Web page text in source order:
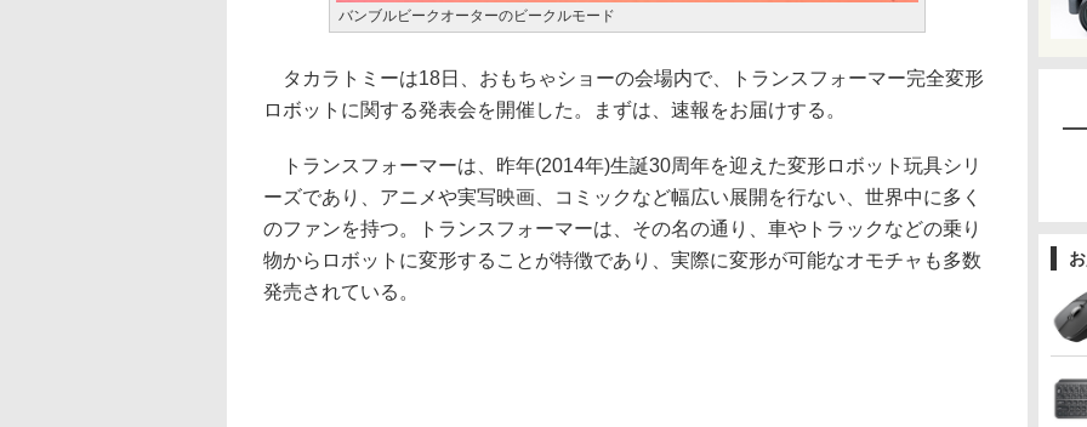
バンブルビークオーターのビークルモード
タカラトミーは18日、おもちゃショーの会場内で、トランスフォーマー完全変形
ロボットに関する発表会を開催した。まずは、速報をお届けする。
トランスフォーマーは、昨年(2014年)生誕30周年を迎えた変形ロボット玩具シリ
ーズであり、アニメや実写映画、コミックなど幅広い展開を行ない、世界中に多く
のファンを持つ。トランスフォーマーは、その名の通り、車やトラックなどの乗り
物からロボットに変形することが特徴であり、実際に変形が可能なオモチャも多数
発売されている。